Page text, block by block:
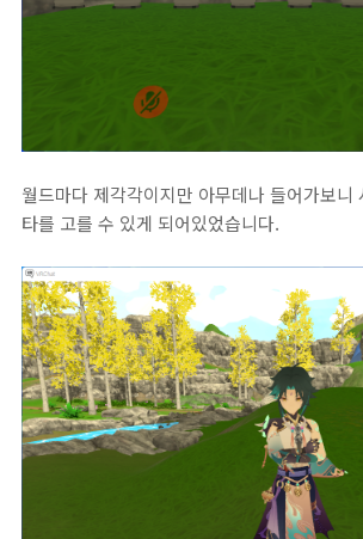
월드마다 제각각이지만 아무데나 들어가보니
타를 고를 수 있게 되어있었습니다.